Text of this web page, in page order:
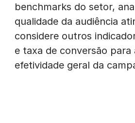
benchmarks do setor,
qualidade da audiência
considere outros
e taxa de conversão para
efetividade geral da